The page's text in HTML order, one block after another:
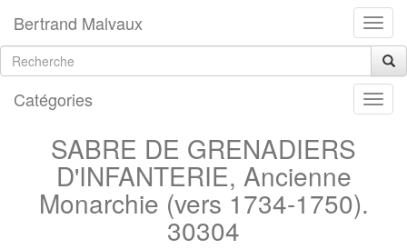
Bertrand Malvaux
Catégories
SABRE DE GRENADIERS
D'INFANTERIE, Ancienne
Monarchie (vers 1734-1750).
30304